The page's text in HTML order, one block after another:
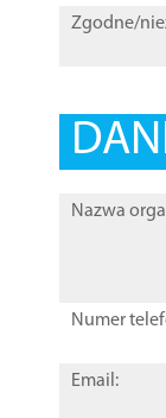
Zgodne/
Nazwa
Numer
Email: